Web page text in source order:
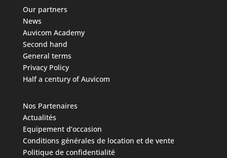
Our partners
News
Auvicom Academy
Second hand
General terms
Privacy Policy
Half a century of Auvicom
Nos Partenaires
Actualités
Equipement d’occasion
Conditions générales de location et de vente
Politique de confidentialité